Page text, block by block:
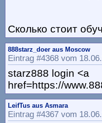
Сколько стоит
888starz_doer aus Moscow
Eintrag #4368 vom
starz888 login <a
href=https://
LeifTus aus Asmara
Eintrag #4367 vom